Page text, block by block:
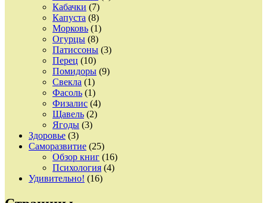
Кабачки (7)
Капуста (8)
Морковь (1)
Огурцы (8)
Патиссоны (3)
Перец (10)
Помидоры (9)
Свекла (1)
Фасоль (1)
Физалис (4)
Щавель (2)
Ягоды (3)
Здоровье (3)
Саморазвитие (25)
Обзор книг (16)
Психология (4)
Удивительно! (16)